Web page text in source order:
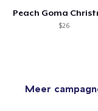
Peach Goma
$26
Meer